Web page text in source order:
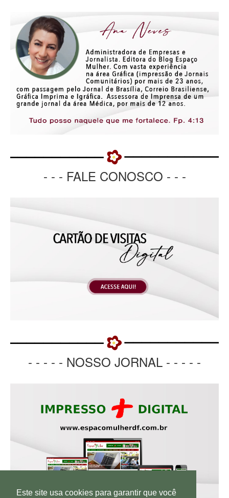
Este site usa cookies para garantir que você
- - - FALE CONOSCO - - -
- - - - - NOSSO JORNAL - - - - -